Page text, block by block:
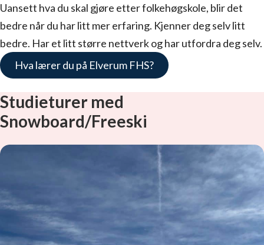
Uansett hva du skal gjøre etter folkehøgskole, blir det
bedre når du har litt mer erfaring. Kjenner deg selv litt
bedre. Har et litt større nettverk og har utfordra deg selv.
Hva lærer du på Elverum FHS?
Studieturer med
Snowboard/Freeski